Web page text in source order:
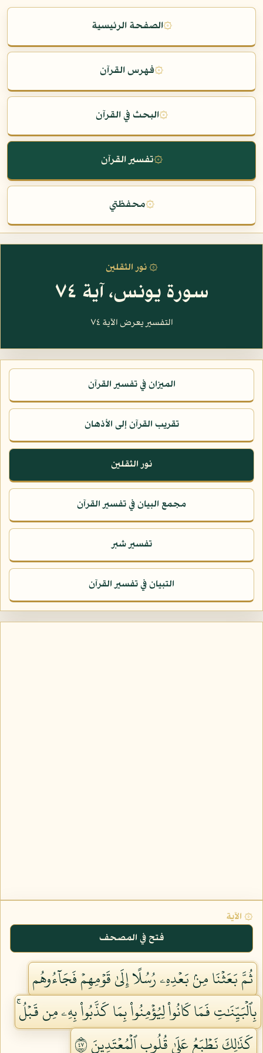
۞الصفحة الرئيسية
۞فهرس القرآن
۞البحث في القرآن
۞تفسير القرآن
۞محفظتي
۞ نور الثقلين
سورة يونس، آية ٧٤
التفسير يعرض الآية ٧٤
الميزان في تفسير القرآن
تقريب القرآن إلى الأذهان
نور الثقلين
مجمع البيان في تفسير القرآن
تفسير شبر
التبيان في تفسير القرآن
۞ الآية
فتح في المصحف
ثُمَّ بَعَثۡنَا مِنۢ بَعۡدِهِۦ رُسُلًا إِلَىٰ قَوۡمِهِمۡ فَجَآءُوهُم
بِٱلۡبَيِّنَٰتِ فَمَا كَانُواْ لِيُؤۡمِنُواْ بِمَا كَذَّبُواْ بِهِۦ مِن قَبۡلُۚ
كَذَٰلِكَ نَطۡبَعُ عَلَىٰ قُلُوبِ ٱلۡمُعۡتَدِينَ ٧٤